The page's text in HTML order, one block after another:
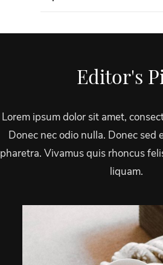
Editor's
Lorem ipsum dolor sit amet,
Donec nec odio nulla. Donec sed
pharetra. Vivamus quis rhoncus
liquam.